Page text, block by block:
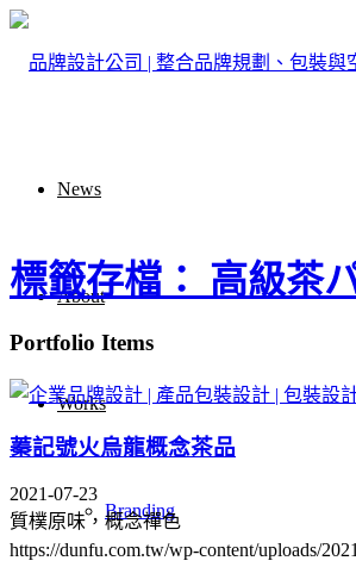
News
About
Works
Branding
標籤存檔： 高級茶
Portfolio Items
蓁記號火烏龍概念茶品
2021-07-23
質樸原味，概念禪色
https://dunfu.com.tw/wp-content/uploads/